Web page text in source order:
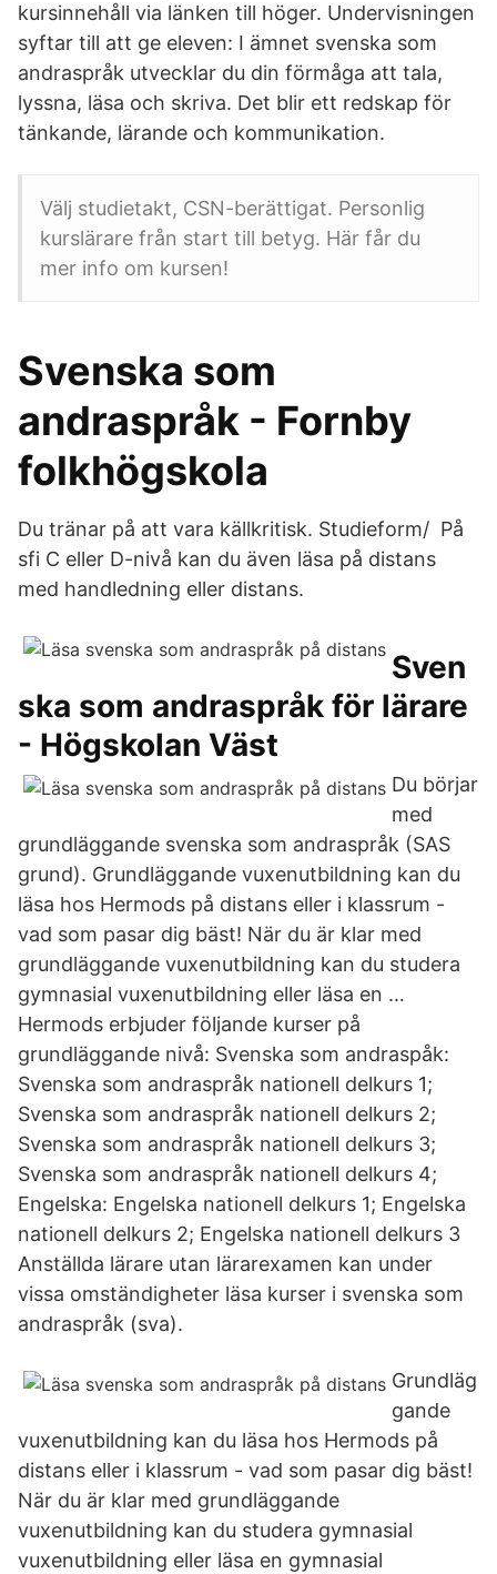
kursinnehåll via länken till höger. Undervisningen
syftar till att ge eleven: I ämnet svenska som
andraspråk utvecklar du din förmåga att tala,
lyssna, läsa och skriva. Det blir ett redskap för
tänkande, lärande och kommunikation.
Välj studietakt, CSN-berättigat. Personlig
kurslärare från start till betyg. Här får du
mer info om kursen!
Svenska som
andraspråk - Fornby
folkhögskola
Du tränar på att vara källkritisk. Studieform/ På
sfi C eller D-nivå kan du även läsa på distans
med handledning eller distans.
Sven
ska som andraspråk för lärare
- Högskolan Väst
Du börjar
med
grundläggande svenska som andraspråk (SAS
grund). Grundläggande vuxenutbildning kan du
läsa hos Hermods på distans eller i klassrum -
vad som pasar dig bäst! När du är klar med
grundläggande vuxenutbildning kan du studera
gymnasial vuxenutbildning eller läsa en …
Hermods erbjuder följande kurser på
grundläggande nivå: Svenska som andraspåk:
Svenska som andraspråk nationell delkurs 1;
Svenska som andraspråk nationell delkurs 2;
Svenska som andraspråk nationell delkurs 3;
Svenska som andraspråk nationell delkurs 4;
Engelska: Engelska nationell delkurs 1; Engelska
nationell delkurs 2; Engelska nationell delkurs 3
Anställda lärare utan lärarexamen kan under
vissa omständigheter läsa kurser i svenska som
andraspråk (sva).
Grundläg
gande
vuxenutbildning kan du läsa hos Hermods på
distans eller i klassrum - vad som pasar dig bäst!
När du är klar med grundläggande
vuxenutbildning kan du studera gymnasial
vuxenutbildning eller läsa en gymnasial